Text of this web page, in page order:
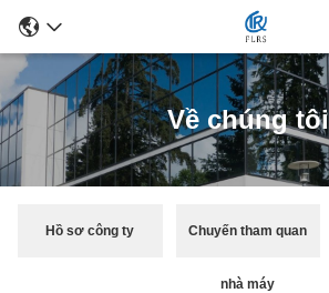
Về chúng tôi
Hồ sơ công ty Chuyến tham quan
nhà máy